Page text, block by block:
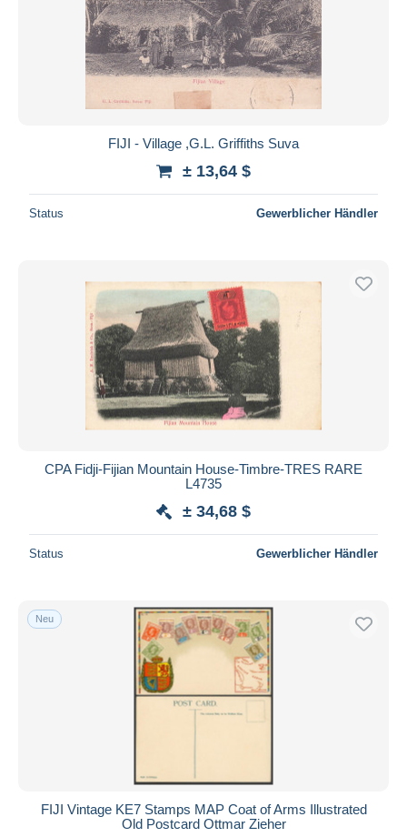
FIJI - Village ,G.L. Griffiths Suva
± 13,64 $
Status Gewerblicher Händler
CPA Fidji-Fijian Mountain House-Timbre-TRES RARE
L4735
± 34,68 $
Status Gewerblicher Händler
Neu
FIJI Vintage KE7 Stamps MAP Coat of Arms Illustrated
Old Postcard Ottmar Zieher